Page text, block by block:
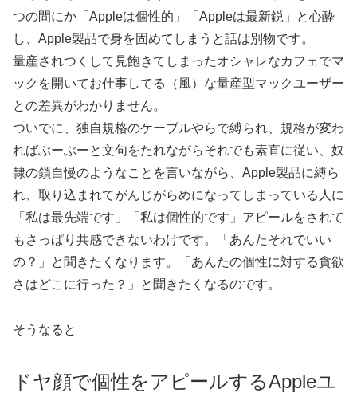
つの間にか「Appleは個性的」「Appleは最新鋭」と心酔
し、Apple製品で身を固めてしまうと話は別物です。
量産されつくして見飽きてしまったオシャレなカフェでマ
ックを開いてお仕事してる（風）な量産型マックユーザー
との差異がわかりません。
ついでに、独自規格のケーブルやらで縛られ、規格が変わ
ればぶーぶーと文句をたれながらそれでも素直に従い、奴
隷の鎖自慢のようなことを言いながら、Apple製品に縛ら
れ、取り込まれてがんじがらめになってしまっている人に
「私は最先端です」「私は個性的です」アピールをされて
もさっぱり共感できないわけです。「あんたそれでいい
の？」と聞きたくなります。「あんたの個性に対する貪欲
さはどこに行った？」と聞きたくなるのです。
そうなると
ドヤ顔で個性をアピールするAppleユ